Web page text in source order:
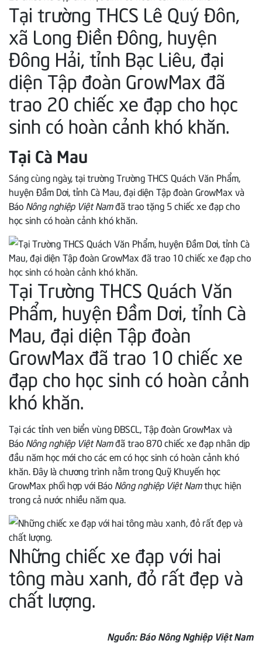
Tại trường THCS Lê Quý Đôn,
xã Long Điền Đông, huyện
Đông Hải, tỉnh Bạc Liêu, đại
diện Tập đoàn GrowMax đã
trao 20 chiếc xe đạp cho học
sinh có hoàn cảnh khó khăn.
Tại Cà Mau
Sáng cùng ngày, tại trường Trường THCS Quách Văn Phẩm,
huyện Đầm Dơi, tỉnh Cà Mau, đại diện Tập đoàn GrowMax và
Báo Nông nghiệp Việt Namđã trao tặng 5 chiếc xe đạp cho
học sinh có hoàn cảnh khó khăn.
Tại Trường THCS Quách Văn
Phẩm, huyện Đầm Dơi, tỉnh Cà
Mau, đại diện Tập đoàn
GrowMax đã trao 10 chiếc xe
đạp cho học sinh có hoàn cảnh
khó khăn.
Tại các tỉnh ven biển vùng ĐBSCL, Tập đoàn GrowMax và
Báo Nông nghiệp Việt Namđã trao 870 chiếc xe đạp nhân dịp
đầu năm học mới cho các em có học sinh có hoàn cảnh khó
khăn. Đây là chương trình nằm trong Quỹ Khuyến học
GrowMax phối hợp với Báo Nông nghiệp Việt Namthực hiện
trong cả nước nhiều năm qua.
Những chiếc xe đạp với hai
tông màu xanh, đỏ rất đẹp và
chất lượng.
Nguồn: Báo Nông Nghiệp Việt Nam